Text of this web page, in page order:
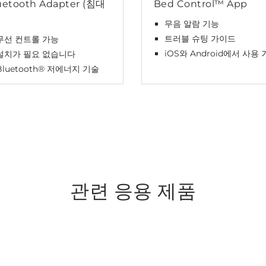
Adapter (침대
선 컨트롤 가능
치가 필요 없습니다
저에너지 기술
Bed Control™ App
무음 알람 기능
트러블 슈팅 가이드
iOS와 Android에서 사용
관련 응용 제품